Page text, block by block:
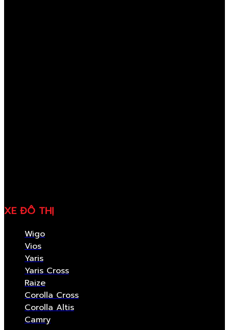
XE ĐÔ THỊ
Wigo
Vios
Yaris
Yaris Cross
Raize
Corolla Cross
Corolla Altis
Camry